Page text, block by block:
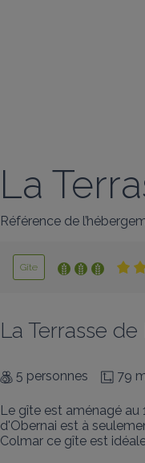
La
Référence de
Gîte
La Terrasse
5 personnes 79
Le gîte est aménagé
d'Obernai est à
Colmar ce gîte est